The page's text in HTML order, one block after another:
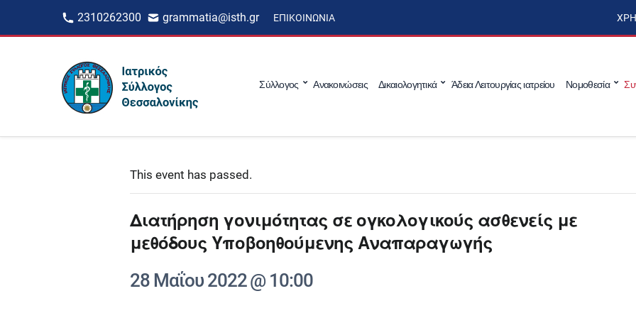
2310262300 grammatia@isth.gr ΕΠΙΚΟΙΝΩΝΊΑ
Σύλλογος Ανακοινώσεις Δικαιολογητικά Άδεια Λειτουργίας ιατρείου Νομοθεσία
This event has passed.
Διατήρηση γονιμότητας σε ογκολογικούς ασθενείς με
μεθόδους Υποβοηθούμενης Αναπαραγωγής
28 Μαΐου 2022 @ 10:00